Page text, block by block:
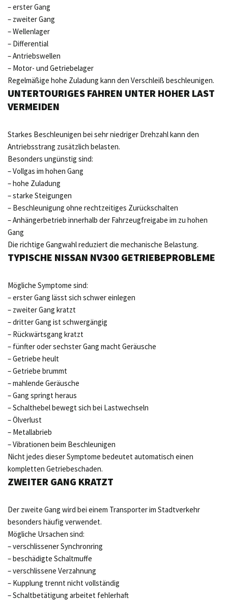
– erster Gang
– zweiter Gang
– Wellenlager
– Differential
– Antriebswellen
– Motor- und Getriebelager
Regelmäßige hohe Zuladung kann den Verschleiß beschleunigen.
UNTERTOURIGES FAHREN UNTER HOHER LAST
VERMEIDEN
Starkes Beschleunigen bei sehr niedriger Drehzahl kann den
Antriebsstrang zusätzlich belasten.
Besonders ungünstig sind:
– Vollgas im hohen Gang
– hohe Zuladung
– starke Steigungen
– Beschleunigung ohne rechtzeitiges Zurückschalten
– Anhängerbetrieb innerhalb der Fahrzeugfreigabe im zu hohen
Gang
Die richtige Gangwahl reduziert die mechanische Belastung.
TYPISCHE NISSAN NV300 GETRIEBEPROBLEME
Mögliche Symptome sind:
– erster Gang lässt sich schwer einlegen
– zweiter Gang kratzt
– dritter Gang ist schwergängig
– Rückwärtsgang kratzt
– fünfter oder sechster Gang macht Geräusche
– Getriebe heult
– Getriebe brummt
– mahlende Geräusche
– Gang springt heraus
– Schalthebel bewegt sich bei Lastwechseln
– Ölverlust
– Metallabrieb
– Vibrationen beim Beschleunigen
Nicht jedes dieser Symptome bedeutet automatisch einen
kompletten Getriebeschaden.
ZWEITER GANG KRATZT
Der zweite Gang wird bei einem Transporter im Stadtverkehr
besonders häufig verwendet.
Mögliche Ursachen sind:
– verschlissener Synchronring
– beschädigte Schaltmuffe
– verschlissene Verzahnung
– Kupplung trennt nicht vollständig
– Schaltbetätigung arbeitet fehlerhaft